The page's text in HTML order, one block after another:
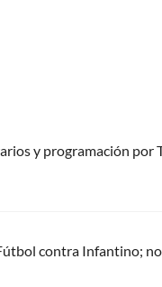
y programación por
contra Infantino;